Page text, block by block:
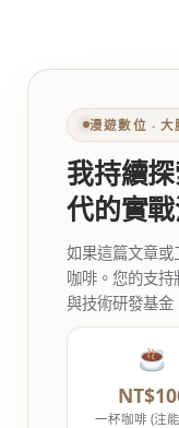
漫遊數位 ‧
我持續
代的實
如果這篇文章
咖啡。您的支
與技術研發基金
一杯咖啡 (注